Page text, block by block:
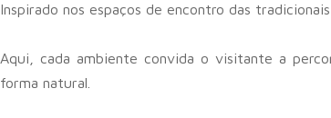
Inspirado nos espaços de encontro das
Aqui, cada ambiente convida o visitante a
forma natural.